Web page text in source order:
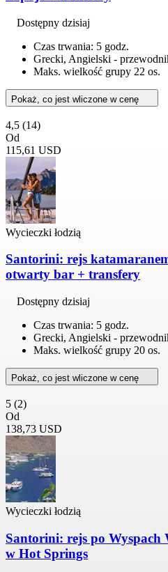
Dostępny dzisiaj
Czas trwania: 5 godz.
Grecki, Angielski -
Maks. wielkość grupy 22 os.
Pokaż, co jest wliczone w cenę
4,5 (14)
Od
115,61 USD
Wycieczki łodzią
Santorini: rejs
otwarty bar + transfery
Dostępny dzisiaj
Czas trwania: 5 godz.
Grecki, Angielski -
Maks. wielkość grupy 20 os.
Pokaż, co jest wliczone w cenę
5 (2)
Od
138,73 USD
Wycieczki łodzią
Santorini: rejs po Wyspach
w Hot Springs